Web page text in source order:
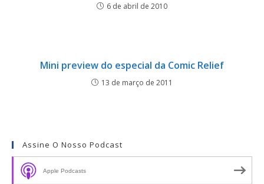
6 de abril de 2010
Mini preview do especial da Comic Relief
13 de março de 2011
Assine O Nosso Podcast
Apple Podcasts